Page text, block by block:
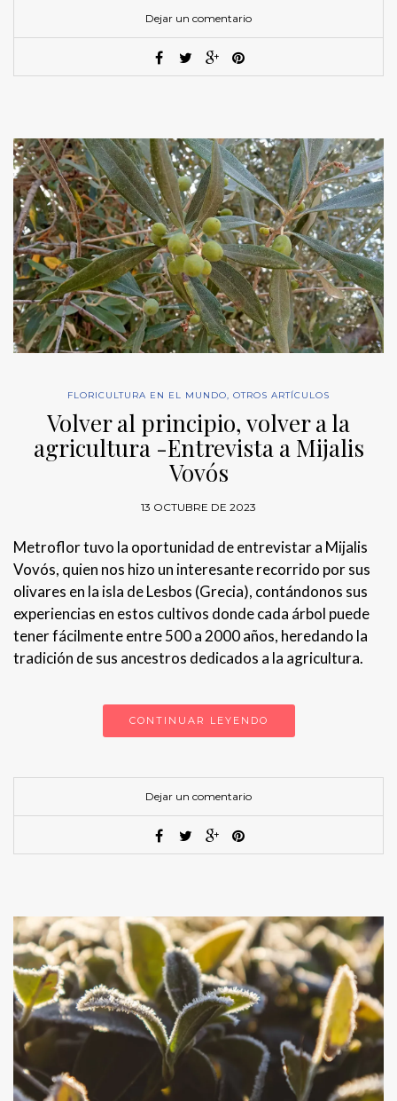
Dejar un comentario
FLORICULTURA EN EL MUNDO, OTROS ARTÍCULOS
Volver al principio, volver a la
agricultura -Entrevista a Mijalis
Vovós
13 OCTUBRE DE 2023
Metroflor tuvo la oportunidad de entrevistar a Mijalis
Vovós, quien nos hizo un interesante recorrido por sus
olivares en la isla de Lesbos (Grecia), contándonos sus
experiencias en estos cultivos donde cada árbol puede
tener fácilmente entre 500 a 2000 años, heredando la
tradición de sus ancestros dedicados a la agricultura.
CONTINUAR LEYENDO
Dejar un comentario